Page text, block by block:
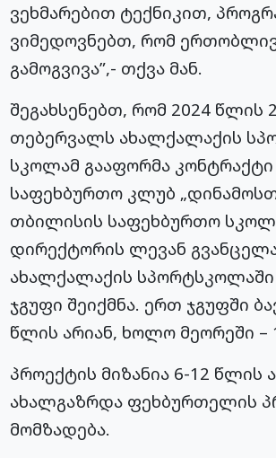
ვეხმარებით ტექნიკით,
ვიმედოვნებთ, რომ
გამოგვივა”,- თქვა მან.
შეგახსენებთ, რომ 2024 წლის
თებერვალს ახალქალაქის
სკოლამ გააფორმა
საფეხბურთო კლუბ
თბილისის საფეხბურთო
დირექტორის ლევან
ახალქალაქის სპორტსკოლაში
ჯგუფი შეიქმნა. ერთ ჯგუფში
წლის არიან, ხოლო მეორეში –
პროექტის მიზანია 6-12 წლის
ახალგაზრდა ფეხბურთელის
მომზადება.